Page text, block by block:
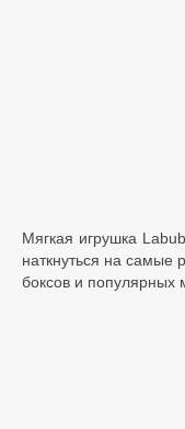
Мягкая игрушка
наткнуться на самые
боксов и популярных